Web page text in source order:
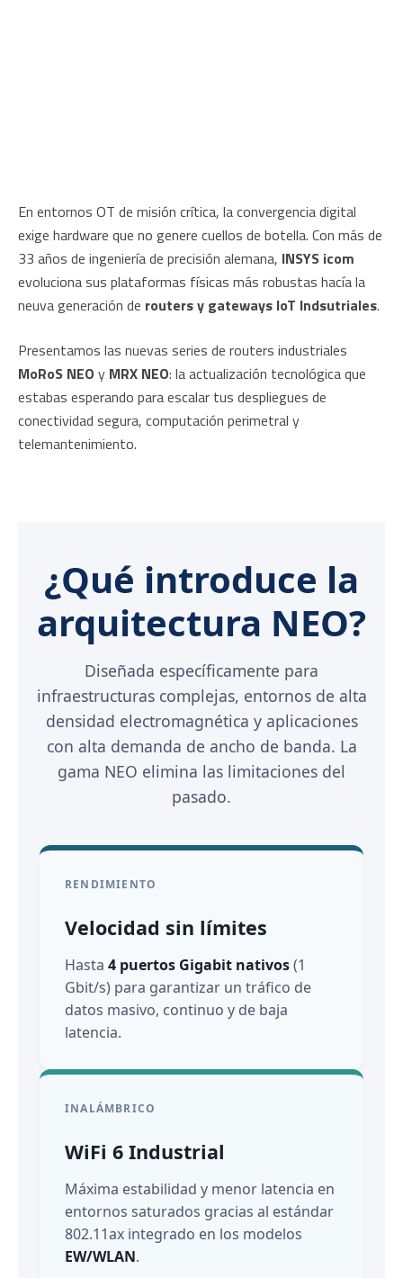
En entornos OT de misión crítica, la convergencia digital
exige hardware que no genere cuellos de botella. Con más de
33 años de ingeniería de precisión alemana, INSYS icom
evoluciona sus plataformas físicas más robustas hacía la
neuva generación de routers y gateways IoT Indsutriales.
Presentamos las nuevas series de routers industriales
MoRoS NEO y MRX NEO: la actualización tecnológica que
estabas esperando para escalar tus despliegues de
conectividad segura, computación perimetral y
telemantenimiento.
¿Qué introduce la
arquitectura NEO?
Diseñada específicamente para
infraestructuras complejas, entornos de alta
densidad electromagnética y aplicaciones
con alta demanda de ancho de banda. La
gama NEO elimina las limitaciones del
pasado.
RENDIMIENTO
Velocidad sin límites
Hasta 4 puertos Gigabit nativos(1
Gbit/s) para garantizar un tráfico de
datos masivo, continuo y de baja
latencia.
INALÁMBRICO
WiFi 6 Industrial
Máxima estabilidad y menor latencia en
entornos saturados gracias al estándar
802.11ax integrado en los modelos
EW/WLAN.